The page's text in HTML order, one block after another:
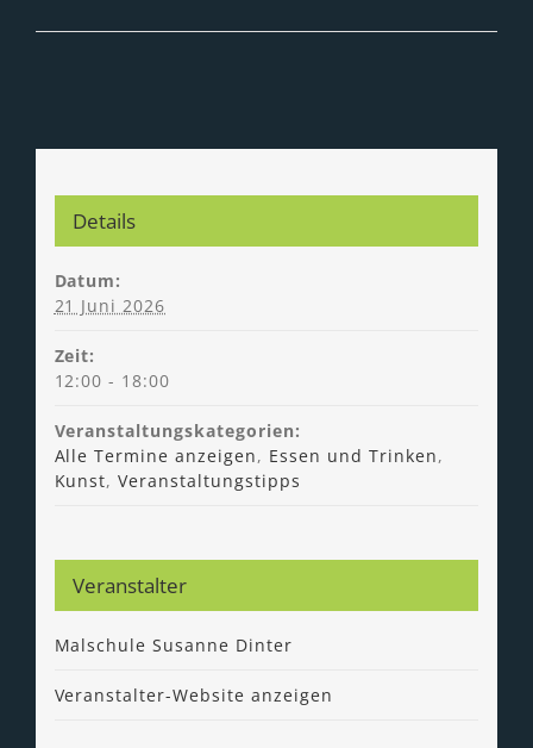
Details
Datum:
21 Juni 2026
Zeit:
12:00 - 18:00
Veranstaltungskategorien:
Alle Termine anzeigen, Essen und Trinken,
Kunst,Veranstaltungstipps
Veranstalter
Malschule Susanne Dinter
Veranstalter-Website anzeigen